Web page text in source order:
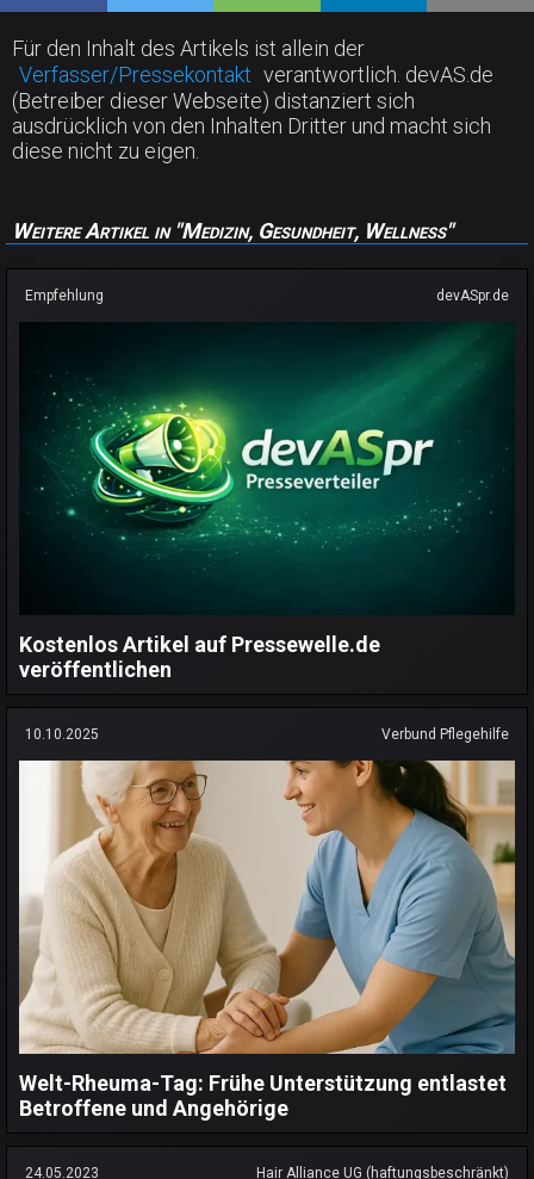
Für den Inhalt des Artikels ist allein der
Verfasser/Pressekontakt verantwortlich. devAS.de
(Betreiber dieser Webseite) distanziert sich
ausdrücklich von den Inhalten Dritter und macht sich
diese nicht zu eigen.
Weitere Artikel in "Medizin, Gesundheit, Wellness"
Empfehlung devASpr.de
Kostenlos Artikel auf Pressewelle.de
veröffentlichen
10.10.2025 Verbund Pflegehilfe
Welt-Rheuma-Tag: Frühe Unterstützung entlastet
Betroffene und Angehörige
24.05.2023 Hair Alliance UG (haftungsbeschränkt)